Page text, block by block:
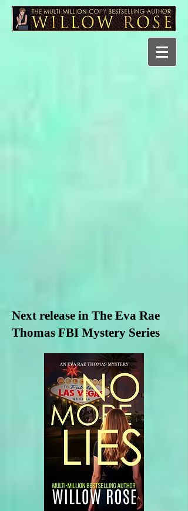
Next release in The Eva Rae
Thomas FBI Mystery Series